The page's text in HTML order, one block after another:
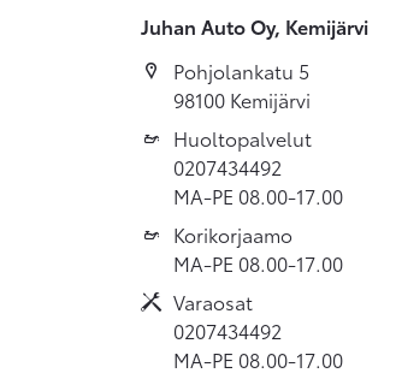
Juhan Auto Oy, Kemijärvi
Pohjolankatu 5
98100 Kemijärvi
Huoltopalvelut
0207434492
MA-PE 08.00-17.00
Korikorjaamo
MA-PE 08.00-17.00
Varaosat
0207434492
MA-PE 08.00-17.00